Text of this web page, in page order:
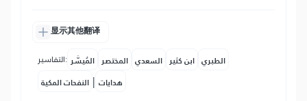
显示其他翻译
التفاسير: المُيسَّر المختصر السعدي ابن كثير الطبري
النفحات المكية | هدايات